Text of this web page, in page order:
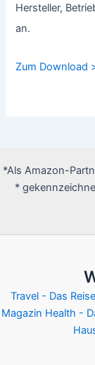
Hersteller,
an.
Zum Download
*Als Amazon-
*
Travel - Das
Magazin Health -